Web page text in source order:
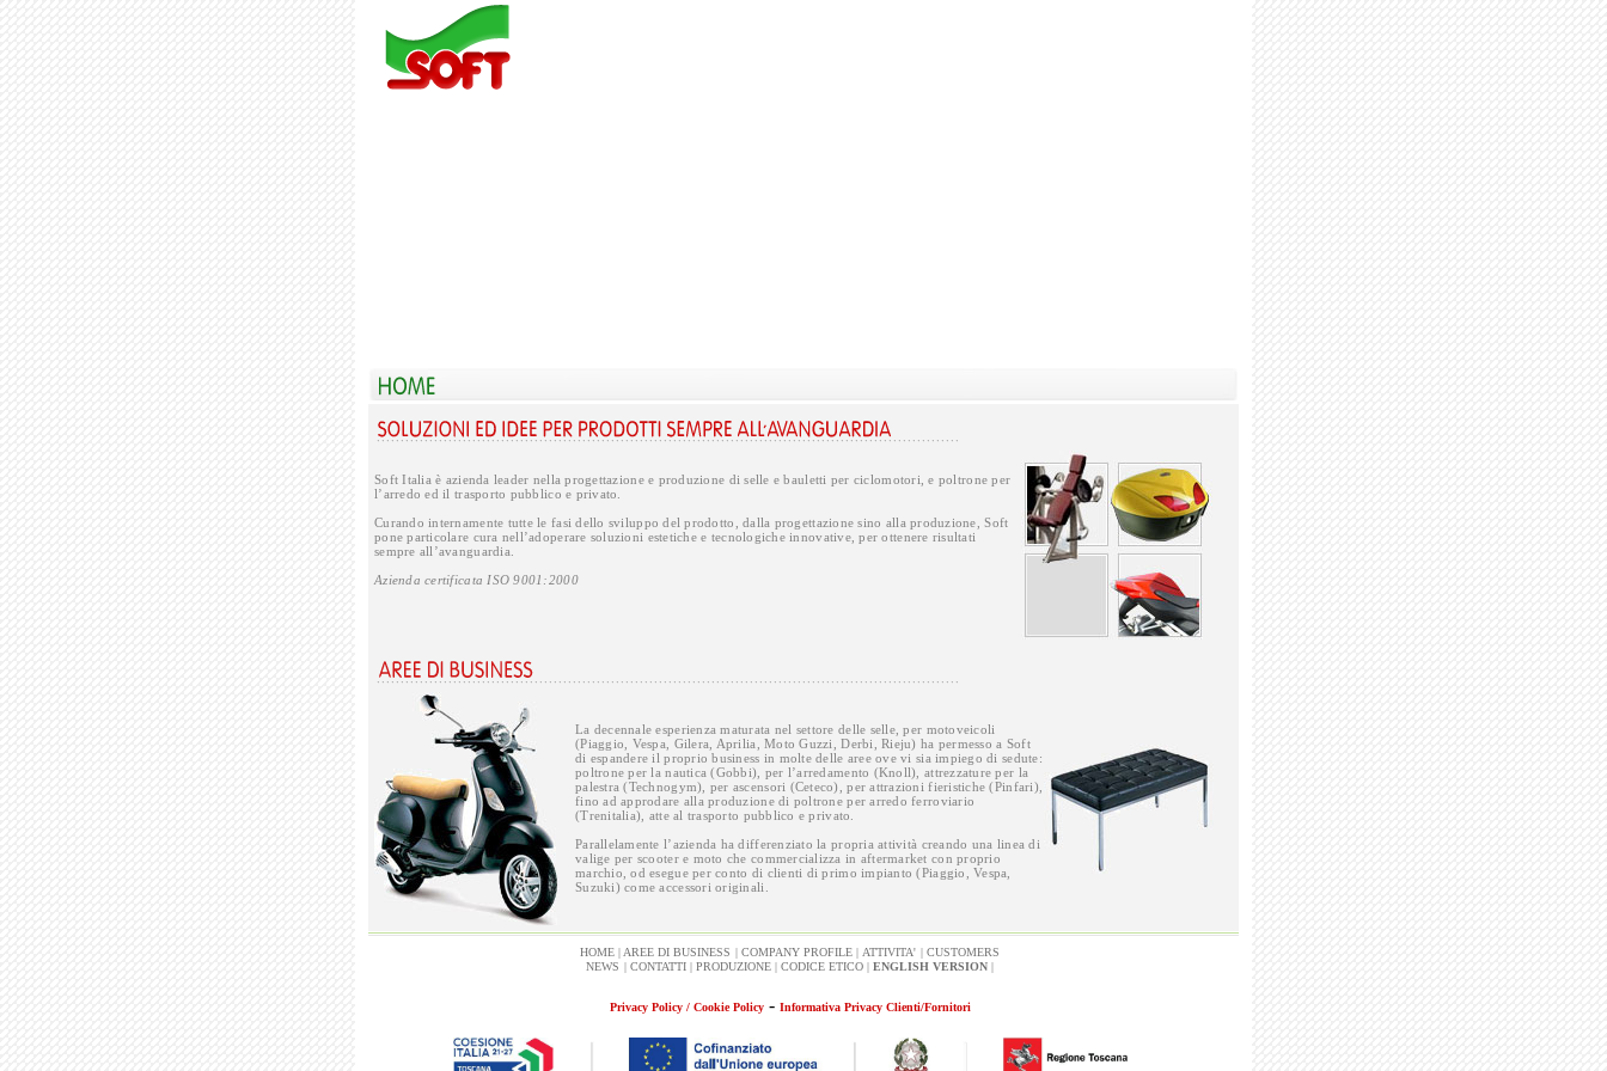
Soft Italia è azienda leader nella progettazione e produzione di selle e bauletti per ciclomotori, e poltrone per
l’arredo ed il trasporto pubblico e privato.
Curando internamente tutte le fasi dello sviluppo del prodotto, dalla progettazione sino alla produzione, Soft
pone particolare cura nell’adoperare soluzioni estetiche e tecnologiche innovative, per ottenere risultati
sempre all’avanguardia.
Azienda certificata ISO 9001:2000
La decennale esperienza maturata nel settore delle selle, per motoveicoli
(Piaggio, Vespa, Gilera, Aprilia, Moto Guzzi, Derbi, Rieju) ha permesso a Soft
di espandere il proprio business in molte delle aree ove vi sia impiego di sedute:
poltrone per la nautica (Gobbi), per l’arredamento (Knoll), attrezzature per la
palestra (Technogym), per ascensori (Ceteco), per attrazioni fieristiche (Pinfari),
fino ad approdare alla produzione di poltrone per arredo ferroviario
(Trenitalia), atte al trasporto pubblico e privato.
Parallelamente l’azienda ha differenziato la propria attività creando una linea di
valige per scooter e moto che commercializza in aftermarket con proprio
marchio, od esegue per conto di clienti di primo impianto (Piaggio, Vespa,
Suzuki) come accessori originali.
HOME | AREE DI BUSINESS | COMPANY PROFILE | ATTIVITA' | CUSTOMERS
NEWS | CONTATTI| PRODUZIONE| CODICE ETICO| ENGLISH VERSION|
Privacy Policy / Cookie Policy- Informativa Privacy Clienti/Fornitori